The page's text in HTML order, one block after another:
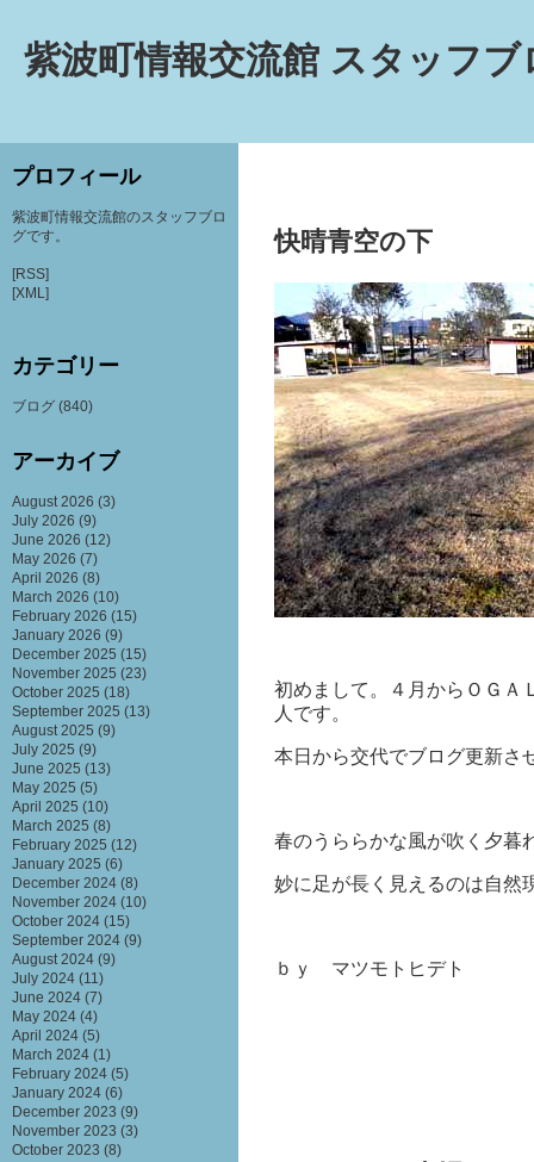
紫波町情報交流館 スタッフブ
快晴青空の下
初めまして。４月からＯＧＡ
人です。
本日から交代でブログ更新さ
春のうららかな風が吹く夕暮
妙に足が長く見えるのは
ｂｙ マツモトヒデト
プロフィール
紫波町情報交流館のスタッフブロ
グです。
[RSS]
[XML]
カテゴリー
ブログ (840)
アーカイブ
August 2026 (3)
July 2026 (9)
June 2026 (12)
May 2026 (7)
April 2026 (8)
March 2026 (10)
February 2026 (15)
January 2026 (9)
December 2025 (15)
November 2025 (23)
October 2025 (18)
September 2025 (13)
August 2025 (9)
July 2025 (9)
June 2025 (13)
May 2025 (5)
April 2025 (10)
March 2025 (8)
February 2025 (12)
January 2025 (6)
December 2024 (8)
November 2024 (10)
October 2024 (15)
September 2024 (9)
August 2024 (9)
July 2024 (11)
June 2024 (7)
May 2024 (4)
April 2024 (5)
March 2024 (1)
February 2024 (5)
January 2024 (6)
December 2023 (9)
November 2023 (3)
October 2023 (8)